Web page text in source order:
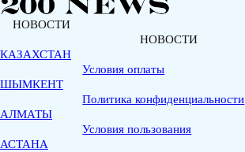
НОВОСТИ
КАЗАХСТАН
ШЫМКЕНТ
АЛМАТЫ
АСТАНА
НОВОСТИ
Условия оплаты
Политика конфиденциальности
Условия пользования